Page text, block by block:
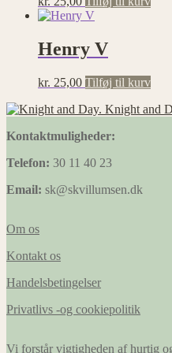
Henry V
kr. 25,00 Tilføj til kurv
Knight and
Kontaktmuligheder:
Telefon: 30 11 40 23
Email: sk@skvillumsen.dk
Om os
Kontakt os
Handelsbetingelser
Privatlivs -og cookiepolitik
Vi forstår vigtigheden af hurtig